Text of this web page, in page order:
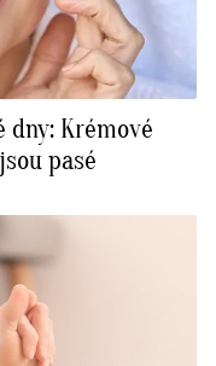
dny: Krémové
pasé